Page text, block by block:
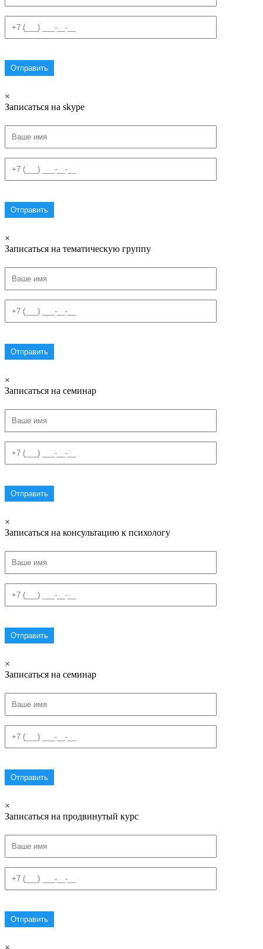
×
Записаться на skype
×
Записаться на тематическую группу
×
Записаться на семинар
×
Записаться на консультацию к психологу
×
Записаться на семинар
×
Записаться на продвинутый курс